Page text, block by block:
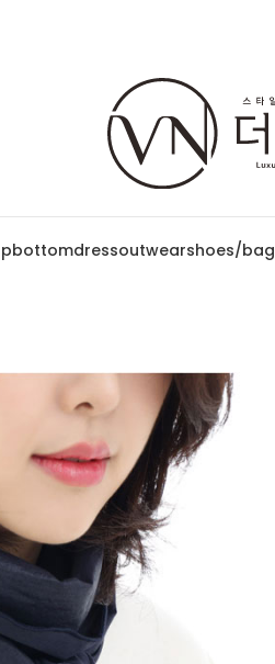
bottomdressoutwearshoes/bag